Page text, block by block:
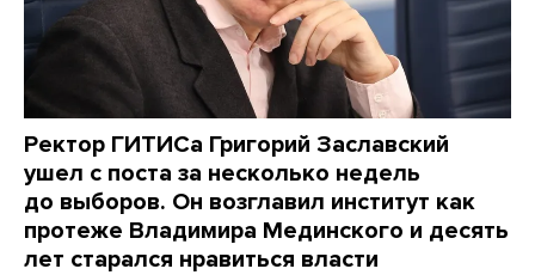
Ректор ГИТИСа Григорий Заславский
ушел с поста за несколько недель
до выборов. Он возглавил институт как
протеже Владимира Мединского и десять
лет старался нравиться власти